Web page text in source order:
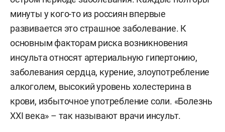
минуты у кого-то из россиян впервые
развивается это страшное заболевание. К
основным факторам риска возникновения
инсульта относят артериальную гипертонию,
заболевания сердца, курение, злоупотребление
алкоголем, высокий уровень холестерина в
крови, избыточное употребление соли. «Болезнь
XXI века» – так называют врачи инсульт.